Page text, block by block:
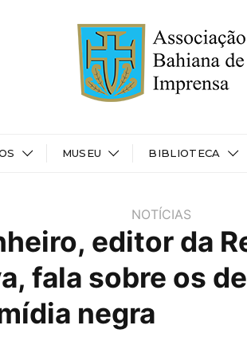
MUSEU BIBLIOTECA
NOTÍCIAS
editor da
fala sobre os
negra